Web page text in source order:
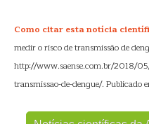
Como citar esta notícia
medir o risco de transmissão de
http://www.saense.com.br/2018/
transmissao-de-dengue/. Publicado